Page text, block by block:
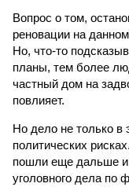
Вопрос о том,
реновации на
Но, что-то
планы, тем более
частный дом на
повлияет.
Но дело не только в
политических
пошли еще дальше и
уголовного дела по